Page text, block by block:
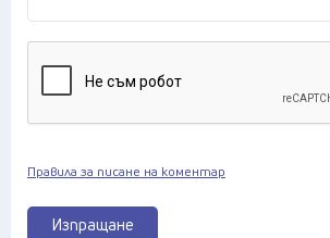
Изпращане
Правила за писане на коментар